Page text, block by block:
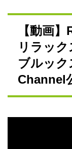
【動画
リラッ
ブルッ
Channel